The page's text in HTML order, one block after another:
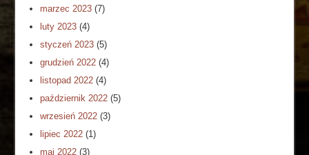
marzec 2023 (7)
luty 2023 (4)
styczeń 2023 (5)
grudzień 2022 (4)
listopad 2022 (4)
październik 2022 (5)
wrzesień 2022 (3)
lipiec 2022 (1)
maj 2022 (3)